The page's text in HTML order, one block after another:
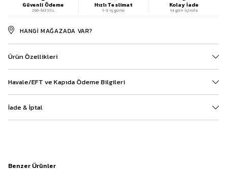
Güvenli Ödeme
256-bit SSL
Hızlı Teslimat
1-3 iş günü
Kolay İade
14 gün içinde
HANGI MAĞAZADA VAR?
Ürün Özellikleri
Havale/EFT ve Kapıda Ödeme Bilgileri
İade & İptal
Benzer Ürünler